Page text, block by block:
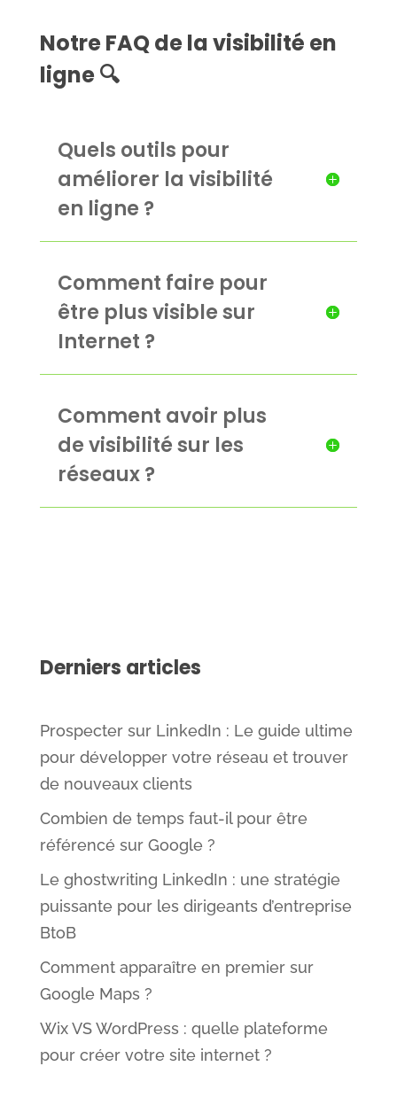
Notre FAQ de la visibilité en
ligne 🔍
Quels outils pour
améliorer la visibilité
en ligne ?
Comment faire pour
être plus visible sur
Internet ?
Comment avoir plus
de visibilité sur les
réseaux ?
Derniers articles
Prospecter sur LinkedIn : Le guide ultime
pour développer votre réseau et trouver
de nouveaux clients
Combien de temps faut-il pour être
référencé sur Google ?
Le ghostwriting LinkedIn : une stratégie
puissante pour les dirigeants d’entreprise
BtoB
Comment apparaître en premier sur
Google Maps ?
Wix VS WordPress : quelle plateforme
pour créer votre site internet ?